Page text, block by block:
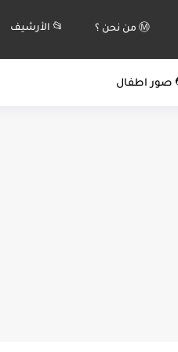
Ⓜ️ من نحن ؟ 📂 الأرشيف
صور اطفال